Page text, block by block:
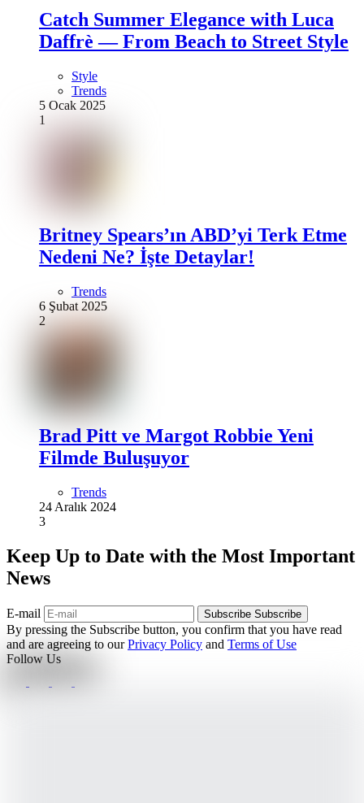
Catch Summer Elegance with Luca
Daffrè — From Beach to Street Style
Style
Trends
5 Ocak 2025
1
Britney Spears’ın ABD’yi Terk Etme
Nedeni Ne? İşte Detaylar!
Trends
6 Şubat 2025
2
Brad Pitt ve Margot Robbie Yeni
Filmde Buluşuyor
Trends
24 Aralık 2024
3
Keep Up to Date with the Most Important
News
E-mail Subscribe Subscribe
By pressing the Subscribe button, you confirm that you have read
and are agreeing to ourPrivacy Policy and Terms of Use
Follow Us